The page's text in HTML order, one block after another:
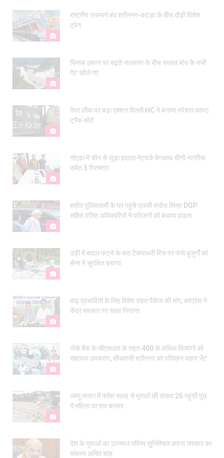
राष्ट्रीय राजमार्ग बंद श्रीनगर-कटड़ा के बीच दौड़ी विशेष
ट्रेन
चिनाब उफान पर बढ़ते जलस्तर के बीच सलाल बांध के सभी
गेट खोले गए
पेपर लीक पर बड़ा एक्शन दिल्ली HC ने बनाया स्पेशल फास्ट
ट्रैक कोर्ट
नोएडा में चीन से जुड़ा हवाला नेटवर्क बेनकाब चीनी नागरिक
समेत 3 गिरफ्तार
शहीद पुलिसकर्मी के घर पहुंचे एलजी मनोज सिन्हा DGP
सहित वरिष्ठ अधिकारियों ने परिजनों को बंधाया ढांढस
उड़ी में बादल फटने के बाद टेकपाथरी रिज पर फंसे बुजुर्गों को
सेना ने सुरक्षित बचाया
बाढ़ प्रभावितों के लिए विशेष राहत पैकेज की मांग, कांग्रेस ने
केंद्र सरकार पर साधा निशाना
जेके बैंक के सीएसआर के तहत 400 से अधिक दिव्यांगों को
सहायक उपकरण, सीआरसी श्रीनगर को परिवहन वाहन भेंट
जम्मू संभाग में फ्लैश फ्लड से मृतकों की संख्या 26 पहुंची पुंछ
में महिला का शव बरामद
देश के युवाओं का उज्ज्वल भविष्य सुनिश्चित करना सरकार का
संकल्प अमित शाह